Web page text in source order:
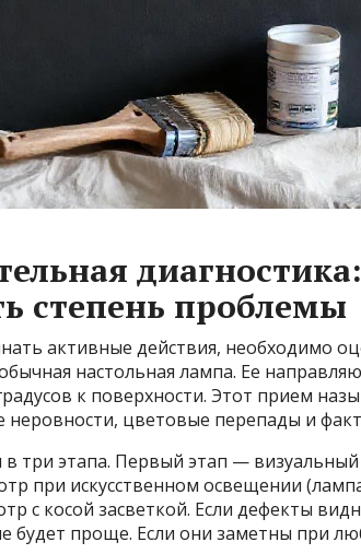
степень проблемы
активные действия, необходимо
настольная лампа. Ее
к поверхности. Этот прием
цветовые перепады и
три этапа. Первый этап —
при искусственном освещении
с косой засветкой. Если дефекты
будет проще. Если они заметны при